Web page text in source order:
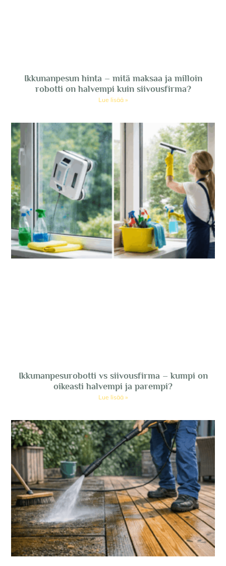
Ikkunanpesun hinta – mitä maksaa ja milloin
robotti on halvempi kuin siivousfirma?
Lue lisää »
Ikkunanpesurobotti vs siivousfirma – kumpi on
oikeasti halvempi ja parempi?
Lue lisää »